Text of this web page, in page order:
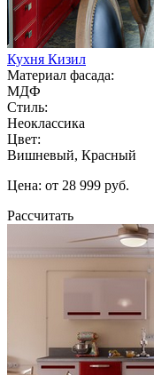
Кухня Кизил
Материал фасада:
МДФ
Стиль:
Неоклассика
Цвет:
Вишневый, Красный
Цена: от 28 999 руб.
Рассчитать